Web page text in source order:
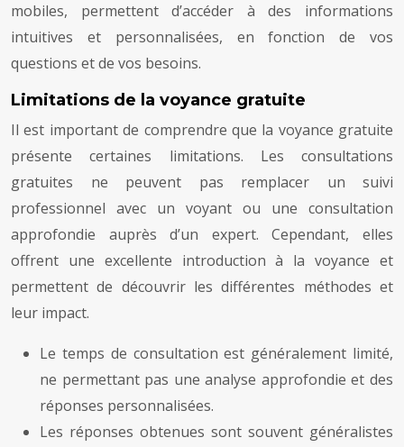
mobiles, permettent d’accéder à des informations
intuitives et personnalisées, en fonction de vos
questions et de vos besoins.
Limitations de la voyance gratuite
Il est important de comprendre que la voyance gratuite
présente certaines limitations. Les consultations
gratuites ne peuvent pas remplacer un suivi
professionnel avec un voyant ou une consultation
approfondie auprès d’un expert. Cependant, elles
offrent une excellente introduction à la voyance et
permettent de découvrir les différentes méthodes et
leur impact.
Le temps de consultation est généralement limité,
ne permettant pas une analyse approfondie et des
réponses personnalisées.
Les réponses obtenues sont souvent généralistes